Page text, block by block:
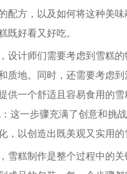
配方，以及如何将这种美
既好看又好吃。
设计师们需要考虑到雪糕
质地。同时，还需要考虑
供一个舒适且容易食用的雪
这一步骤充满了创意和挑
，以创造出既美观又实用的
雪糕制作是整个过程中的